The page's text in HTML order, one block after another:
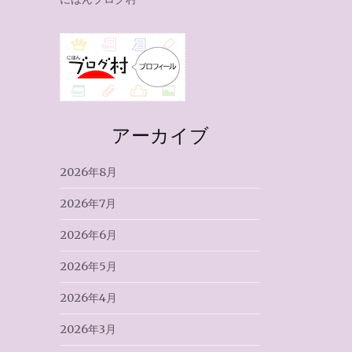
アーカイブ
2026年8月
2026年7月
2026年6月
2026年5月
2026年4月
2026年3月